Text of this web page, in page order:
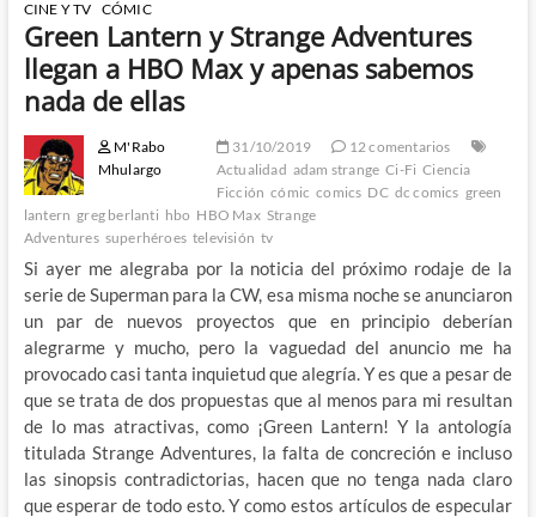
CINE Y TV CÓMIC
Green Lantern y Strange Adventures
llegan a HBO Max y apenas sabemos
nada de ellas
M'Rabo
Mhulargo
31/10/2019
12 comentarios
Actualidad adam strange Ci-Fi Ciencia
Ficción cómic comics DC dc comics green
lantern greg berlanti hbo HBO Max Strange
Adventures superhéroes televisión tv
Si ayer me alegraba por la noticia del próximo rodaje de la
serie de Superman para la CW, esa misma noche se anunciaron
un par de nuevos proyectos que en principio deberían
alegrarme y mucho, pero la vaguedad del anuncio me ha
provocado casi tanta inquietud que alegría. Y es que a pesar de
que se trata de dos propuestas que al menos para mi resultan
de lo mas atractivas, como ¡Green Lantern! Y la antología
titulada Strange Adventures, la falta de concreción e incluso
las sinopsis contradictorias, hacen que no tenga nada claro
que esperar de todo esto. Y como estos artículos de especular